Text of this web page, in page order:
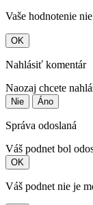
Vaše hodnotenie
OK
Nahlásiť komentár
Naozaj chcete
Nie Áno
Správa odoslaná
Váš podnet bol
OK
Váš podnet nie je